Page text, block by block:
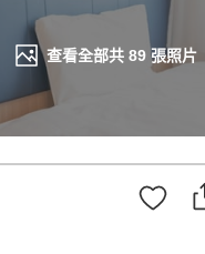
查看全部共 89張照片